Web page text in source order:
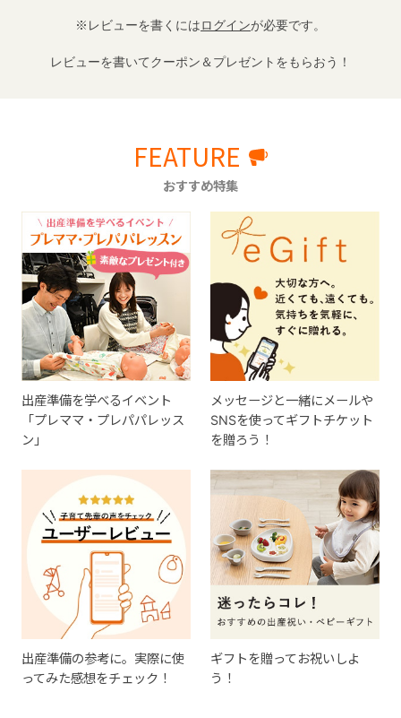
※レビューを書くにはログインが必要です。
レビューを書いてクーポン＆プレゼントをもらおう！
FEATURE
おすすめ特集
出産準備を学べるイベント
「プレママ・プレパパレッス
ン」
メッセージと一緒にメールや
SNSを使ってギフトチケット
を贈ろう！
出産準備の参考に。実際に使
ってみた感想をチェック！
ギフトを贈ってお祝いしよ
う！